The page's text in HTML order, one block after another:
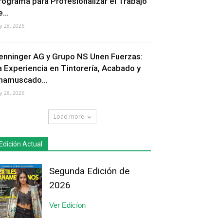
28, 2026
AG y Grupo NS Unen Fuerzas:
Experiencia en Tintorería, Acabado y
28, 2026
Load more
Actual
Segunda Edición de
2026
Ver Edicíon